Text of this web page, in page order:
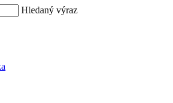
Hledaný výraz